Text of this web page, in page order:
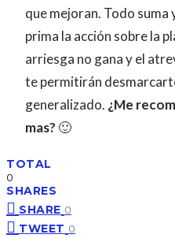
que mejoran. Todo suma
prima la acción sobre la
arriesga no gana y el
te permitirán
generalizado. ¿Me
mas? 🙂
TOTAL
0
SHARES
SHARE 0
TWEET 0